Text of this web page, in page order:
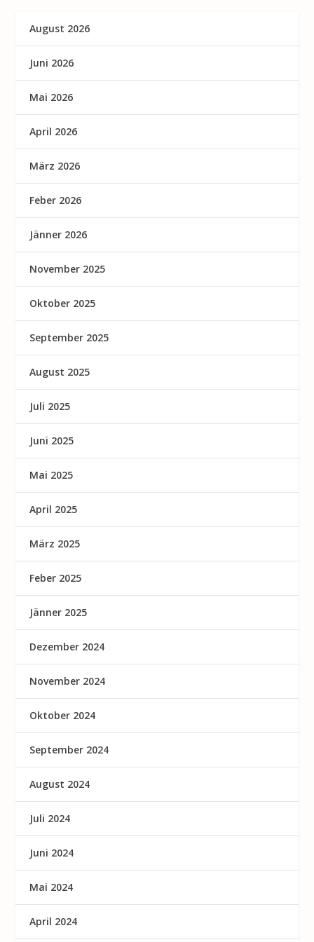
August 2026
Juni 2026
Mai 2026
April 2026
März 2026
Feber 2026
Jänner 2026
November 2025
Oktober 2025
September 2025
August 2025
Juli 2025
Juni 2025
Mai 2025
April 2025
März 2025
Feber 2025
Jänner 2025
Dezember 2024
November 2024
Oktober 2024
September 2024
August 2024
Juli 2024
Juni 2024
Mai 2024
April 2024